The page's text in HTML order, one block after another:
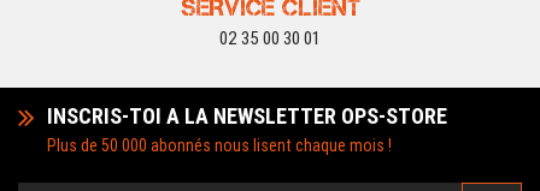
SERVICE CLIENT
02 35 00 30 01
INSCRIS-TOI A LA NEWSLETTER OPS-STORE
Plus de 50 000 abonnés nous lisent chaque mois !